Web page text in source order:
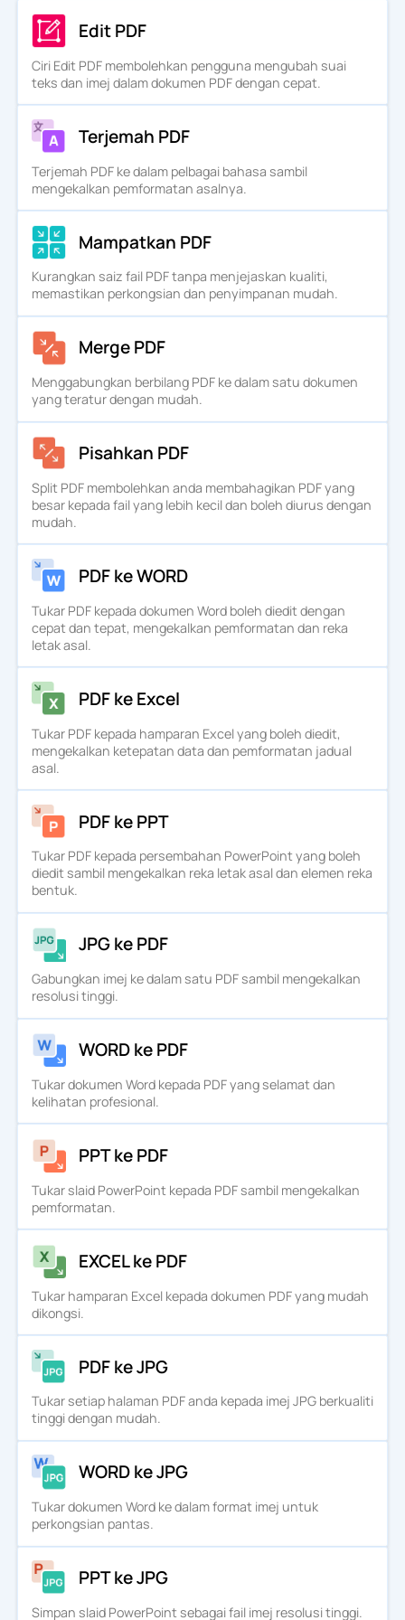
Edit PDF
Ciri Edit PDF membolehkan pengguna mengubah suai
teks dan imej dalam dokumen PDF dengan cepat.
Terjemah PDF
Terjemah PDF ke dalam pelbagai bahasa sambil
mengekalkan pemformatan asalnya.
Mampatkan PDF
Kurangkan saiz fail PDF tanpa menjejaskan kualiti,
memastikan perkongsian dan penyimpanan mudah.
Merge PDF
Menggabungkan berbilang PDF ke dalam satu dokumen
yang teratur dengan mudah.
Pisahkan PDF
Split PDF membolehkan anda membahagikan PDF yang
besar kepada fail yang lebih kecil dan boleh diurus dengan
mudah.
PDF ke WORD
Tukar PDF kepada dokumen Word boleh diedit dengan
cepat dan tepat, mengekalkan pemformatan dan reka
letak asal.
PDF ke Excel
Tukar PDF kepada hamparan Excel yang boleh diedit,
mengekalkan ketepatan data dan pemformatan jadual
asal.
PDF ke PPT
Tukar PDF kepada persembahan PowerPoint yang boleh
diedit sambil mengekalkan reka letak asal dan elemen reka
bentuk.
JPG ke PDF
Gabungkan imej ke dalam satu PDF sambil mengekalkan
resolusi tinggi.
WORD ke PDF
Tukar dokumen Word kepada PDF yang selamat dan
kelihatan profesional.
PPT ke PDF
Tukar slaid PowerPoint kepada PDF sambil mengekalkan
pemformatan.
EXCEL ke PDF
Tukar hamparan Excel kepada dokumen PDF yang mudah
dikongsi.
PDF ke JPG
Tukar setiap halaman PDF anda kepada imej JPG berkualiti
tinggi dengan mudah.
WORD ke JPG
Tukar dokumen Word ke dalam format imej untuk
perkongsian pantas.
PPT ke JPG
Simpan slaid PowerPoint sebagai fail imej resolusi tinggi.